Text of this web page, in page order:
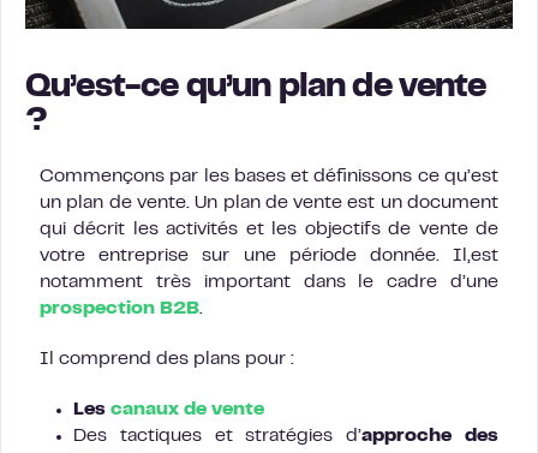
Qu’est-ce qu’un plan de vente
?
Commençons par les bases et définissons ce qu’est
un plan de vente. Un plan de vente est un document
qui décrit les activités et les objectifs de vente de
votre entreprise sur une période donnée. Il,est
notamment très important dans le cadre d’une
prospection B2B.
Il comprend des plans pour :
Les canaux de vente
Des tactiques et stratégies d’approche des